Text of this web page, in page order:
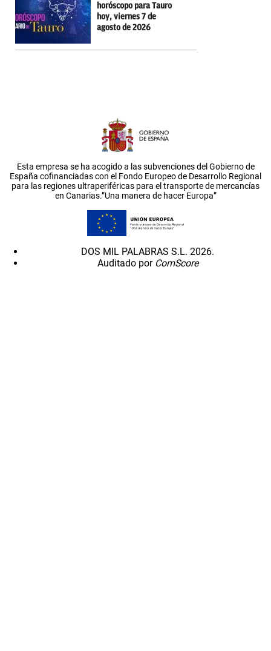
horóscopo para Tauro
hoy, viernes 7 de
agosto de 2026
Esta empresa se ha acogido a las subvenciones del Gobierno de
España cofinanciadas con el Fondo Europeo de Desarrollo Regional
para las regiones ultraperiféricas para el transporte de mercancías
en Canarias.”Una manera de hacer Europa”
DOS MIL PALABRAS S.L. 2026.
Auditado por ComScore